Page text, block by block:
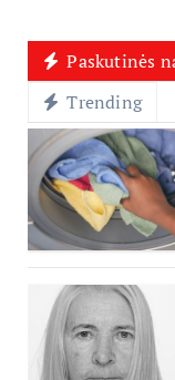
Paskutinės
Trending